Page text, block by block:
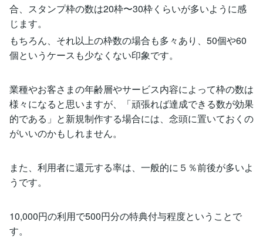
合、スタンプ枠の数は20枠〜30枠くらいが多いように感
じます。
もちろん、それ以上の枠数の場合も多々あり、50個や60
個というケースも少なくない印象です。
業種やお客さまの年齢層やサービス内容によって枠の数は
様々になると思いますが、「頑張れば達成できる数が効果
的である」と新規制作する場合には、念頭に置いておくの
がいいのかもしれません。
また、利用者に還元する率は、一般的に５％前後が多いよ
うです。
10,000円の利用で500円分の特典付与程度ということで
す。